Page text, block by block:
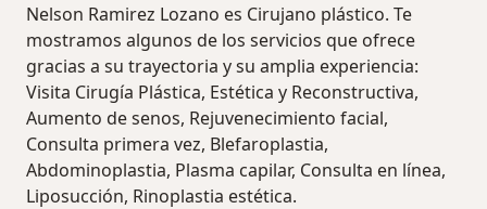
Nelson Ramirez Lozano es Cirujano plástico. Te
mostramos algunos de los servicios que ofrece
gracias a su trayectoria y su amplia experiencia:
Visita Cirugía Plástica, Estética y Reconstructiva,
Aumento de senos, Rejuvenecimiento facial,
Consulta primera vez, Blefaroplastia,
Abdominoplastia, Plasma capilar, Consulta en línea,
Liposucción, Rinoplastia estética.